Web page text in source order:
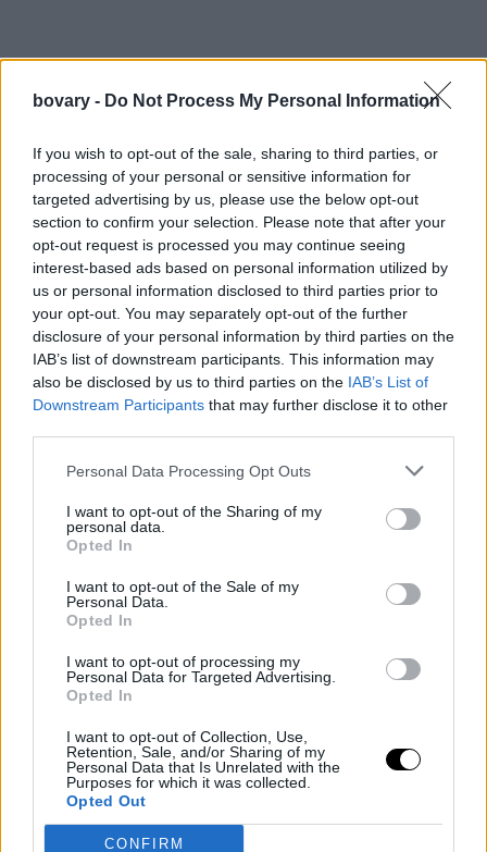
bovary - Do Not Process My Personal Information
If you wish to opt-out of the sale, sharing to third parties, or
processing of your personal or sensitive information for
targeted advertising by us, please use the below opt-out
section to confirm your selection. Please note that after your
opt-out request is processed you may continue seeing
interest-based ads based on personal information utilized by
us or personal information disclosed to third parties prior to
your opt-out. You may separately opt-out of the further
disclosure of your personal information by third parties on the
IAB’s list of downstream participants. This information may
also be disclosed by us to third parties on the IAB’s List of
Downstream Participants that may further disclose it to other
Personal Data Processing Opt Outs
I want to opt-out of the Sharing of my
personal data.
Opted In
I want to opt-out of the Sale of my
Personal Data.
Opted In
I want to opt-out of processing my
Personal Data for Targeted Advertising.
Opted In
I want to opt-out of Collection, Use,
Retention, Sale, and/or Sharing of my
Personal Data that Is Unrelated with the
Purposes for which it was collected.
Opted Out
CONFIRM
Ο Νίκος Καρύδης, ο οποίος είναι στην υποδοχή του Μουσείου,
μίλησε στο iefimerida.gr καθώς συνομίλησε με τον διάσημο
ηθοποιό Πιρς Μπρόσναν και φωτογραφήθηκε μαζί του.
Διαβάστε περισσότερα για τον Πιρς Μπρόσναν στο
iefimerida.gr
ΔΕΙΤΕ ΑΚΟΜΑ
PEOPLE AND STYLE
Το ασυνήθιστο όνομα που έδωσε η Ριάνα στον δεύτερο
γιο της
ΠΙΡΣ ΜΠΡΟΣΝΑΝ / ΕΛΛΗΝΙΚΑ ΝΗΣΙΑ